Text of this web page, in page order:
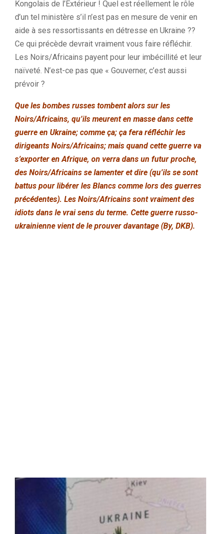
Kongolais de l’Extérieur ! Quel est réellement le rôle
d’un tel ministère s’il n’est pas en mesure de venir en
aide à ses ressortissants en détresse en Ukraine ??
Ce qui précède devrait vraiment vous faire réfléchir.
Les Noirs/Africains payent pour leur imbécillité et leur
naïveté. N’est-ce pas que « Gouverner, c’est aussi
prévoir ?
Que les bombes russes tombent alors sur les
Noirs/Africains, qu’ils meurent en masse dans cette
guerre en Ukraine; comme ça; ça fera réfléchir les
dirigeants Noirs/Africains; mais quand cette guerre va
s’exporter en Afrique, on verra dans un futur proche,
des Noirs/Africains se lamenter et dire (qu’ils se sont
battus pour libérer les Blancs comme lors des guerres
précédentes). Les Noirs/Africains sont vraiment des
idiots dans le vrai sens du terme. Cette guerre russo-
ukrainienne vient de le prouver davantage (By, DKB).